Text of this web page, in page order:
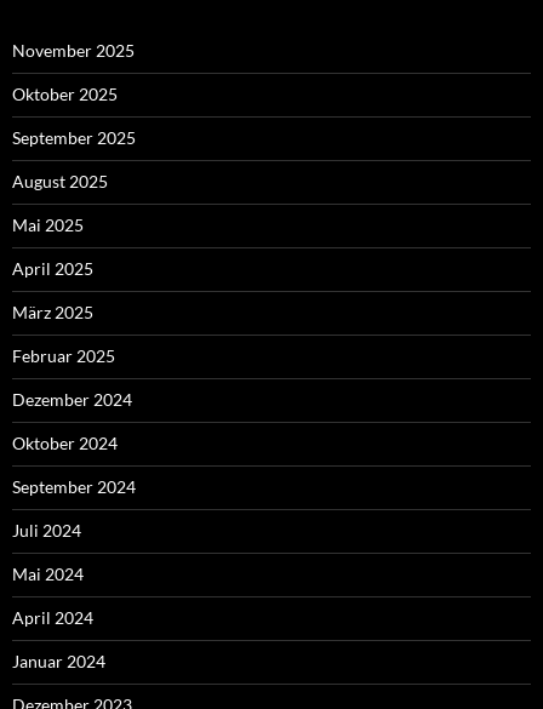
November 2025
Oktober 2025
September 2025
August 2025
Mai 2025
April 2025
März 2025
Februar 2025
Dezember 2024
Oktober 2024
September 2024
Juli 2024
Mai 2024
April 2024
Januar 2024
Dezember 2023